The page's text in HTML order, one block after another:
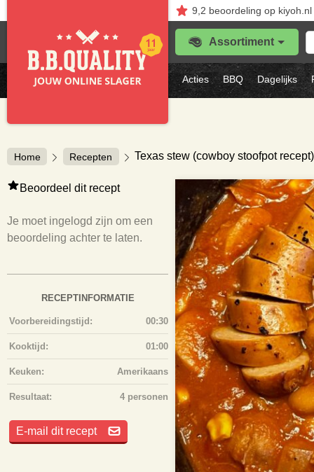
9,2 beoordelingop kiyoh.nl
Assortiment
je
Acties BBQ Dagelijks
Home Recepten Texas stew (cowboy stoofpot recept)
Beoordeel dit recept
Je moet ingelogd zijn om een
beoordeling achter te laten.
RECEPTINFORMATIE
Voorbereidingstijd: 00:30
Kooktijd: 01:00
Keuken: Amerikaans
Resultaat: 4 personen
E-mail dit recept